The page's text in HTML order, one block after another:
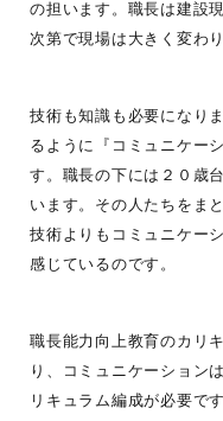
の担います。職長は建設
次第で現場は大きく変わり
技術も知識も必要になり
るように『コミュニケー
す。職長の下には２０歳
います。その人たちをま
技術よりもコミュニケー
感じているのです。
職長能力向上教育のカリ
り、コミュニケーション
リキュラム編成が必要で